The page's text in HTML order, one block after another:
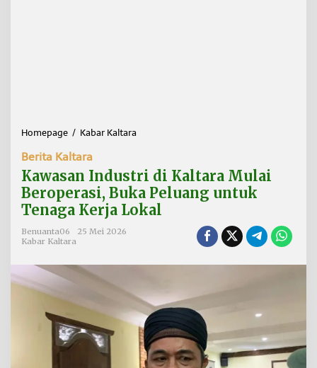
Homepage / Kabar Kaltara
a
s
a
n
r
i
d
K
a
Berita Kaltara
Kawasan Industri di Kaltara Mulai
Beroperasi, Buka Peluang untuk
Tenaga Kerja Lokal
Benuanta06
25 Mei 2026
Kabar Kaltara